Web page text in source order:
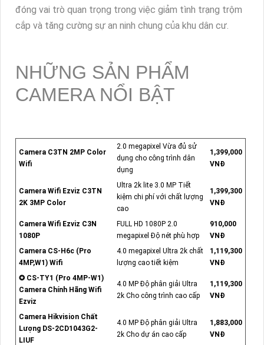
đóng vai trò quan trọng trong việc giảm tình trạng trộm
cắp và tăng cường sự an ninh chung của khu dân cư.
NHỮNG SẢN PHẨM
CAMERA NỔI BẬT
Camera C3TN 2MP Color
Wifi
2.0 megapixel Vừa đủ sử
dụng cho công trình dân
dụng
1,399,000
VNĐ
Camera Wifi Ezviz C3TN
2K 3MP Color
Ultra 2k lite 3.0 MP Tiết
kiệm chi phí với chất lượng
cao
1,399,300
VNĐ
Camera Wifi Ezviz C3N
1080P
FULL HD 1080P 2.0
megapixel Độ nét phù hợp
910,000
VNĐ
Camera CS-H6c (Pro
4MP,W1) Wifi
4.0 megapixel Ultra 2k chất
lượng cao tiết kiệm
1,119,300
VNĐ
✪ CS-TY1 (Pro 4MP-W1)
Camera Chính Hãng Wifi
Ezviz
4.0 MP Độ phân giải Ultra
2k Cho công trình cao cấp
1,119,300
VNĐ
Camera Hikvision Chất
Lượng DS-2CD1043G2-
LIUF
4.0 MP Độ phân giải Ultra
2k Cho dự án cao cấp
1,883,000
VNĐ